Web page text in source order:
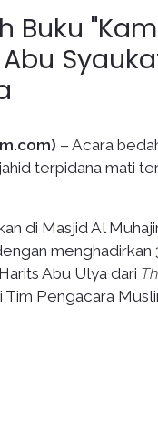
Buku
Abu
– Acara
terpidana mati
di Masjid Al
menghadirkan
Abu Ulya dari
Pengacara